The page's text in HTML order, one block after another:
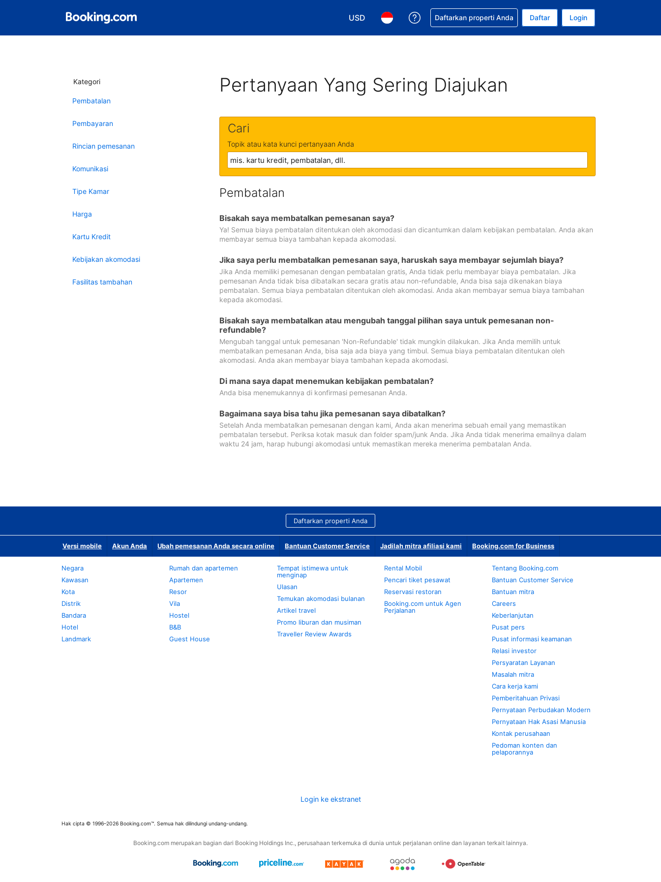
USD
Pilih mata uang Anda. Mata uang Anda saat ini adalah Dolar Amerika Serikat
Pilih bahasa Anda. Bahasa Anda saat ini adalah Bahasa Indonesia
Dapatkan bantuan untuk pemesanan Anda
Daftarkan properti Anda Daftar Login
Kategori
Pembatalan
Pembayaran
Rincian pemesanan
Komunikasi
Tipe Kamar
Harga
Kartu Kredit
Kebijakan akomodasi
Fasilitas tambahan
Pertanyaan Yang Sering Diajukan
Cari
Topik atau kata kunci pertanyaan Anda
Pembatalan
Bisakah saya membatalkan pemesanan saya?
Ya! Semua biaya pembatalan ditentukan oleh akomodasi dan dicantumkan dalam kebijakan pembatalan. Anda akan
membayar semua biaya tambahan kepada akomodasi.
Jika saya perlu membatalkan pemesanan saya, haruskah saya membayar sejumlah biaya?
Jika Anda memiliki pemesanan dengan pembatalan gratis, Anda tidak perlu membayar biaya pembatalan. Jika
pemesanan Anda tidak bisa dibatalkan secara gratis atau non-refundable, Anda bisa saja dikenakan biaya
pembatalan. Semua biaya pembatalan ditentukan oleh akomodasi. Anda akan membayar semua biaya tambahan
kepada akomodasi.
Bisakah saya membatalkan atau mengubah tanggal pilihan saya untuk pemesanan non-
refundable?
Mengubah tanggal untuk pemesanan 'Non-Refundable' tidak mungkin dilakukan. Jika Anda memilih untuk
membatalkan pemesanan Anda, bisa saja ada biaya yang timbul. Semua biaya pembatalan ditentukan oleh
akomodasi. Anda akan membayar biaya tambahan kepada akomodasi.
Di mana saya dapat menemukan kebijakan pembatalan?
Anda bisa menemukannya di konfirmasi pemesanan Anda.
Bagaimana saya bisa tahu jika pemesanan saya dibatalkan?
Setelah Anda membatalkan pemesanan dengan kami, Anda akan menerima sebuah email yang memastikan
pembatalan tersebut. Periksa kotak masuk dan folder spam/junk Anda. Jika Anda tidak menerima emailnya dalam
waktu 24 jam, harap hubungi akomodasi untuk memastikan mereka menerima pembatalan Anda.
Daftarkan properti Anda
Versi mobile Akun Anda Ubah pemesanan Anda secara online Bantuan Customer Service Jadilah mitra afiliasi kami Booking.com for Business
Negara
Kawasan
Kota
Distrik
Bandara
Hotel
Landmark
Rumah dan apartemen
Apartemen
Resor
Vila
Hostel
B&B
Guest House
Tempat istimewa untuk
menginap
Ulasan
Temukan akomodasi bulanan
Artikel travel
Promo liburan dan musiman
Traveller Review Awards
Rental Mobil
Pencari tiket pesawat
Reservasi restoran
Booking.com untuk Agen
Perjalanan
Tentang Booking.com
Bantuan Customer Service
Bantuan mitra
Careers
Keberlanjutan
Pusat pers
Pusat informasi keamanan
Relasi investor
Persyaratan Layanan
Masalah mitra
Cara kerja kami
Pemberitahuan Privasi
Pernyataan Perbudakan Modern
Pernyataan Hak Asasi Manusia
Kontak perusahaan
Pedoman konten dan
pelaporannya
Login ke ekstranet
Hak cipta © 1996–2026 Booking.com™. Semua hak dilindungi undang-undang.
Booking.com merupakan bagian dari Booking Holdings Inc., perusahaan terkemuka di dunia untuk perjalanan online dan layanan terkait lainnya.